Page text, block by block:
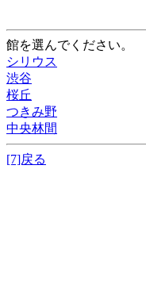
館を選んでください。
シリウス
渋谷
桜丘
つきみ野
中央林間
[7]戻る